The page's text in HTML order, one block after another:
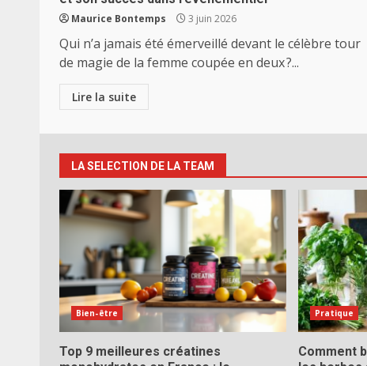
Maurice Bontemps 3 juin 2026
Qui n’a jamais été émerveillé devant le célèbre tour
de magie de la femme coupée en deux ?...
Lire la suite
LA SELECTION DE LA TEAM
Bien-être
Top 9 meilleures créatines
Pratique
Comment